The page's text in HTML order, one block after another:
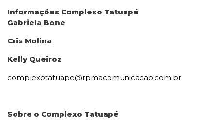
Informações Complexo Tatuapé
Gabriela Bone
Cris Molina
Kelly Queiroz
complexotatuape@rpmacomunicacao.com.br.
Sobre o Complexo Tatuapé